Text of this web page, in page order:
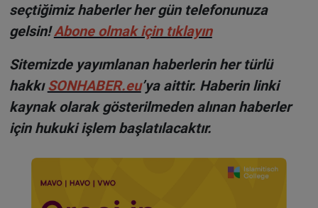
seçtiğimiz haberler her gün telefonunuza
gelsin!Abone olmak için tıklayın
Sitemizde yayımlanan haberlerin her türlü
hakkı SONHABER.eu’ya aittir. Haberin linki
kaynak olarak gösterilmeden alınan haberler
için hukuki işlem başlatılacaktır.